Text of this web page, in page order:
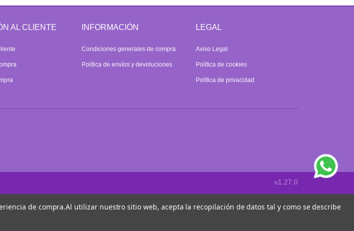
AL CLIENTE INFORMACIÓN
Condiciones generales de compra
Política de envíos y devoluciones
LEGAL
Aviso Legal
Política de cookies
Política de privacidad
v1.27.0
de compra.Al utilizar nuestro sitio web, acepta la recopilación de datos tal y como se describe